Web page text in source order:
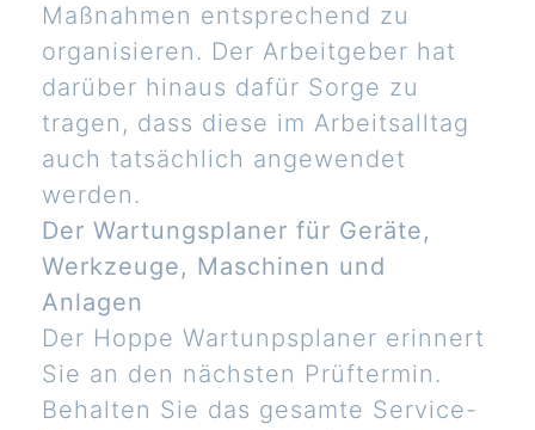
Maßnahmen entsprechend zu
organisieren. Der Arbeitgeber hat
darüber hinaus dafür Sorge zu
tragen, dass diese im Arbeitsalltag
auch tatsächlich angewendet
werden.
Der Wartungsplaner für Geräte,
Werkzeuge, Maschinen und
Anlagen
Der Hoppe Wartunpsplaner erinnert
Sie an den nächsten Prüftermin.
Behalten Sie das gesamte Service-